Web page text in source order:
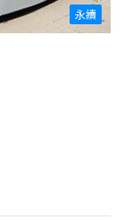
永續